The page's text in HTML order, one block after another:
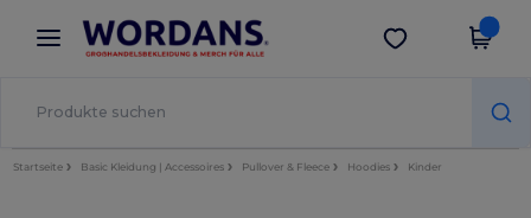
× Wordans App
Bessere Preise in der App!
App holen
Startseite Basic Kleidung | Accessoires Pullover & Fleece Hoodies Kinder